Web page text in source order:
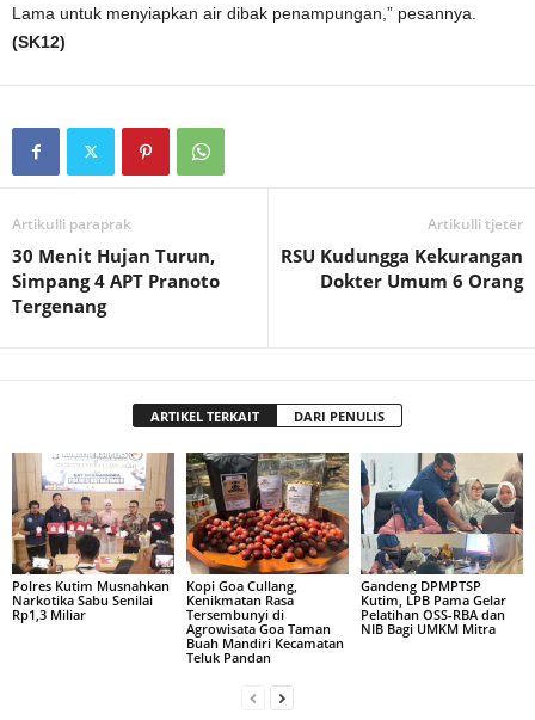
Lama untuk menyiapkan air dibak penampungan,” pesannya.
(SK12)
Artikulli paraprak
30 Menit Hujan Turun,
Simpang 4 APT Pranoto
Tergenang
Artikulli tjetër
RSU Kudungga Kekurangan
Dokter Umum 6 Orang
ARTIKEL TERKAIT DARI PENULIS
Polres Kutim Musnahkan
Narkotika Sabu Senilai
Rp1,3 Miliar
Kopi Goa Cullang,
Kenikmatan Rasa
Tersembunyi di
Agrowisata Goa Taman
Buah Mandiri Kecamatan
Teluk Pandan
Gandeng DPMPTSP
Kutim, LPB Pama Gelar
Pelatihan OSS-RBA dan
NIB Bagi UMKM Mitra